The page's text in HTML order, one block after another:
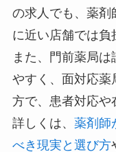
の求人でも、薬剤
に近い店舗では負
また、門前薬局は
やすく、面対応薬
方で、患者対応や
詳しくは、 薬剤師
べき現実と選び方